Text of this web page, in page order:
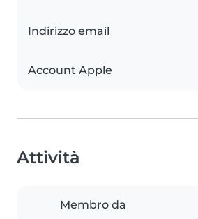
Indirizzo email
Account Apple
Attività
Membro da